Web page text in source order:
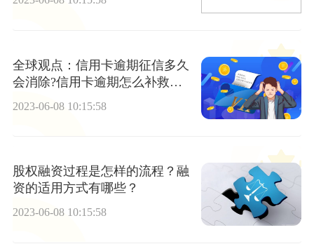
全球观点：信用卡逾期征信多久
会消除?信用卡逾期怎么补救征
2023-06-08 10:15:58
股权融资过程是怎样的流程？融
资的适用方式有哪些？
2023-06-08 10:15:58